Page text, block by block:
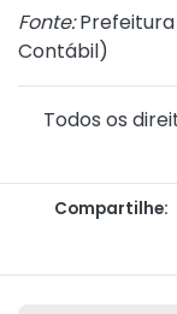
Fonte:Prefeitura
Contábil)
Todos os
Compartilhe: